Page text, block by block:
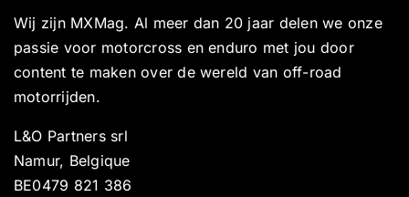
Wij zijn MXMag. Al meer dan 20 jaar delen we onze
passie voor motorcross en enduro met jou door
content te maken over de wereld van off-road
motorrijden.
L&O Partners srl
Namur, Belgique
BE0479 821 386